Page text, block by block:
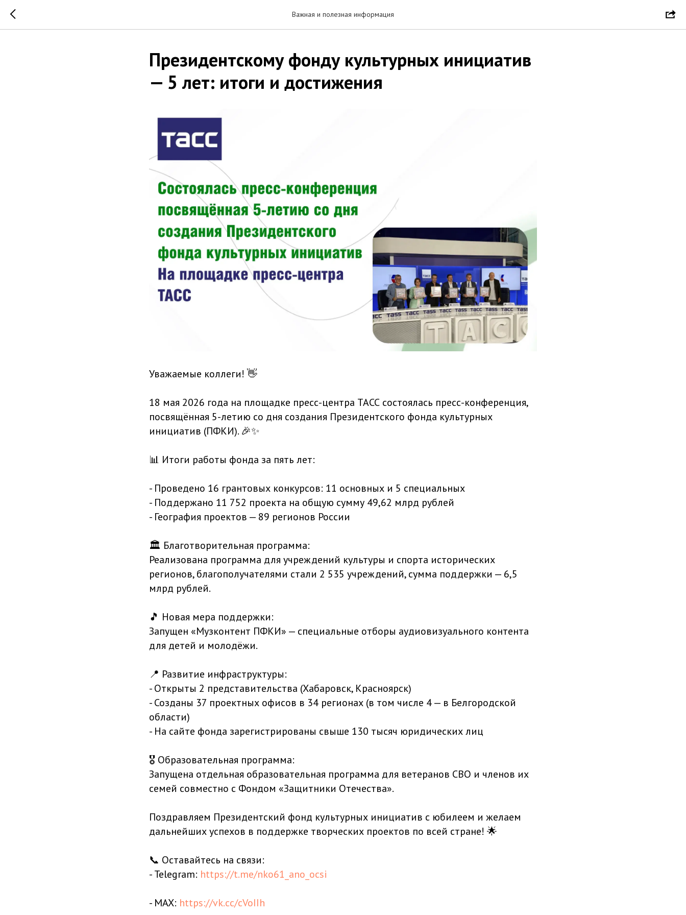
Важная и полезная информация
Президентскому фонду культурных инициатив
— 5 лет: итоги и достижения
Уважаемые коллеги! 👋
18 мая 2026 года на площадке пресс-центра ТАСС состоялась пресс-конференция,
посвящённая 5-летию со дня создания Президентского фонда культурных
инициатив (ПФКИ). 🎉✨
📊 Итоги работы фонда за пять лет:
- Проведено 16 грантовых конкурсов: 11 основных и 5 специальных
- Поддержано 11 752 проекта на общую сумму 49,62 млрд рублей
- География проектов — 89 регионов России
🏛️ Благотворительная программа:
Реализована программа для учреждений культуры и спорта исторических
регионов, благополучателями стали 2 535 учреждений, сумма поддержки — 6,5
млрд рублей.
🎵 Новая мера поддержки:
Запущен «Музконтент ПФКИ» — специальные отборы аудиовизуального контента
для детей и молодёжи.
📍 Развитие инфраструктуры:
- Открыты 2 представительства (Хабаровск, Красноярск)
- Созданы 37 проектных офисов в 34 регионах (в том числе 4 — в Белгородской
области)
- На сайте фонда зарегистрированы свыше 130 тысяч юридических лиц
🎖️ Образовательная программа:
Запущена отдельная образовательная программа для ветеранов СВО и членов их
семей совместно с Фондом «Защитники Отечества».
Поздравляем Президентский фонд культурных инициатив с юбилеем и желаем
дальнейших успехов в поддержке творческих проектов по всей стране! 🌟
📞 Оставайтесь на связи:
- Telegram: https://t.me/nko61_ano_ocsi
- MAX: https://vk.cc/cVoIIh